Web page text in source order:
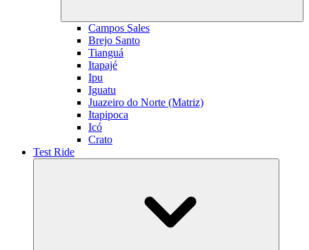
Campos Sales
Brejo Santo
Tianguá
Itapajé
Ipu
Iguatu
Juazeiro do Norte (Matriz)
Itapipoca
Icó
Crato
Test Ride